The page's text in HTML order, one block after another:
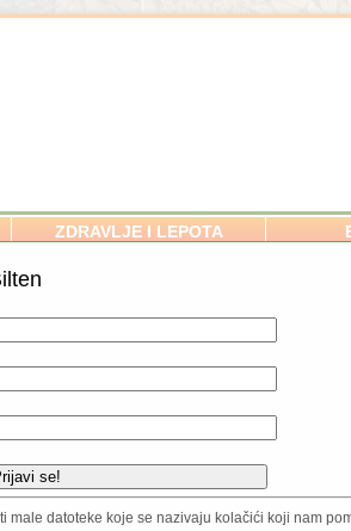
ZDRAVLJE I LEPOTA
MOŽE POSTATI I VAŠE
Zaštita
male datoteke koje se nazivaju kolačići koji nam